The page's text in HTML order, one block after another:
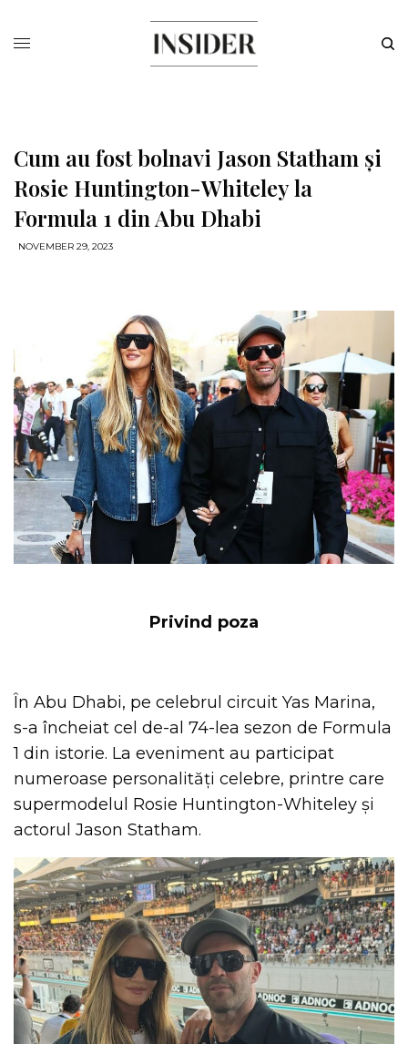
Cum au fost bolnavi Jason Statham și
Rosie Huntington-Whiteley la
Formula 1 din Abu Dhabi
NOVEMBER 29, 2023
Privind poza
În Abu Dhabi, pe celebrul circuit Yas Marina,
s-a încheiat cel de-al 74-lea sezon de Formula
1 din istorie. La eveniment au participat
numeroase personalități celebre, printre care
supermodelul Rosie Huntington-Whiteley și
actorul Jason Statham.